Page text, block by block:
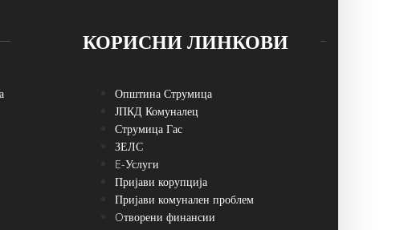
КОРИСНИ ЛИНКОВИ
Општина Струмица
ЈПКД Комуналец
Струмица Гас
ЗЕЛС
E-Услуги
Пријави корупција
Пријави комунален проблем
Oтворени финансии